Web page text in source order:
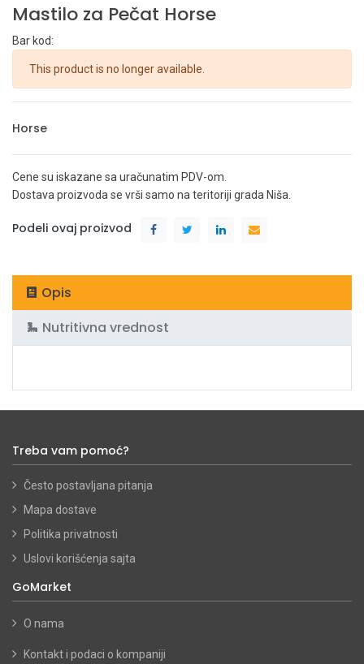
Mastilo za Pečat Horse
Bar kod:
This product is no longer available.
Horse
Cene su iskazane sa uračunatim PDV-om.
Dostava proizvoda se vrši samo na teritoriji grada Niša.
Podeli ovaj proizvod
Opis
Nutritivna vrednost
Treba vam pomoć?
Često postavljana pitanja
Mapa dostave
Politika privatnosti
Uslovi korišćenja sajta
GoMarket
O nama
Kontakt i podaci o kompaniji